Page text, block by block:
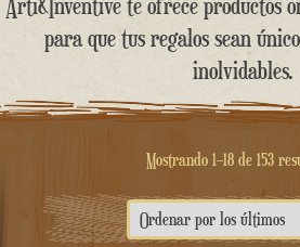
Arti&Inventive te ofrece productos
para que tus regalos sean
inolvidables.